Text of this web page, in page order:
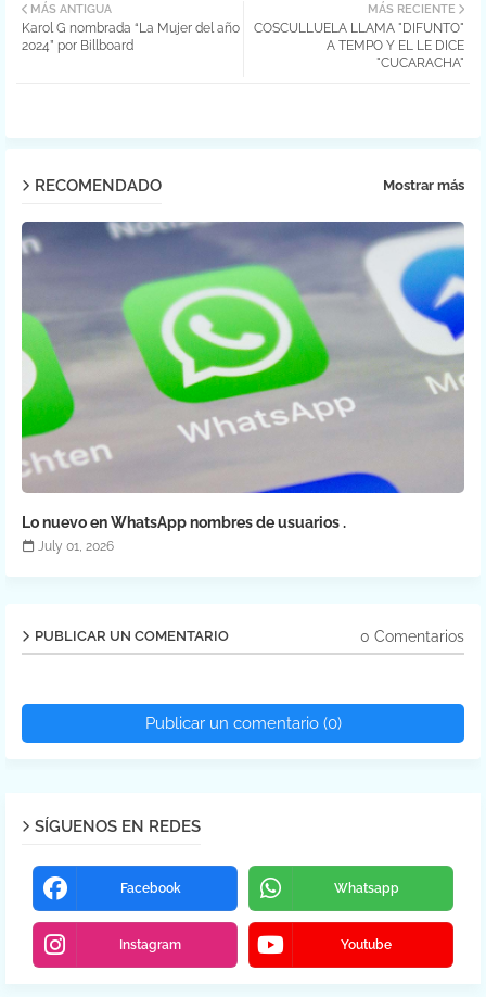
ter atsa
MÁS RECIENTE
COSCULLUELA LLAMA "DIFUNTO"
A TEMPO Y EL LE DICE
"CUCARACHA"
MÁS ANTIGUA
Karol G nombrada “La Mujer del año
2024” por Billboard
RECOMENDADO Mostrar más
Lo nuevo en WhatsApp nombres de usuarios .
July 01, 2026
PUBLICAR UN COMENTARIO 0 Comentarios
Publicar un comentario (0)
SÍGUENOS EN REDES
Facebook Whatsapp
Instagram Youtube